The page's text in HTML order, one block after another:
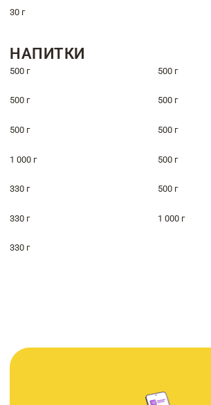
30 г
НАПИТКИ
500 г 500 г
500 г 500 г
500 г 500 г
1 000 г 500 г
330 г 500 г
330 г 1 000 г
330 г